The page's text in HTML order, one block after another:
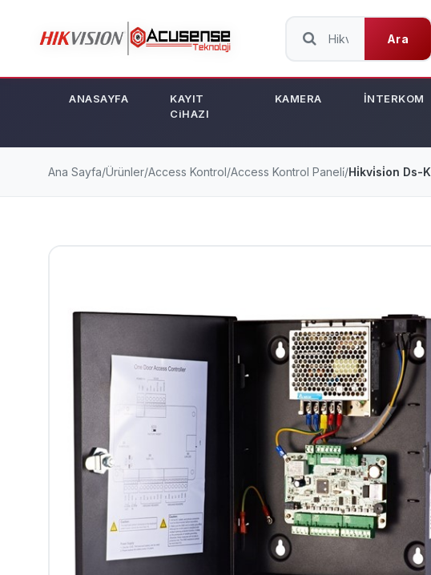
Ara
ANASAYFA
KAYIT
CiHAZI
KAMERA İNTERKOM
Ana Sayfa/Ürünler/Access Kontrol/Access Kontrol Paneli̇/Hi̇kvi̇si̇on Ds-